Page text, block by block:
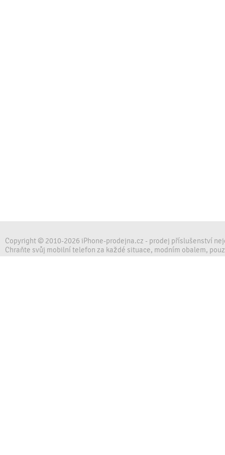
Copyright © 2010-2026 iPhone-prodejna.cz - prodej příslušenství
Chraňte svůj mobilní telefon za každé situace, modním obalem,